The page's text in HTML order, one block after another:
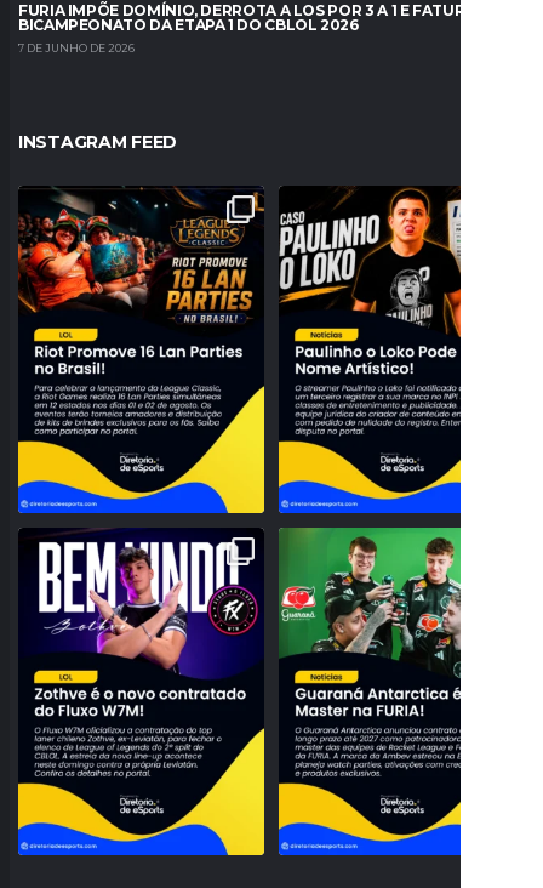
FURIA IMPÕE DOMÍNIO, DERROTA A LOS POR 3 A 1 E FATURA O
BICAMPEONATO DA ETAPA 1 DO CBLOL 2026
7 DE JUNHO DE 2026
INSTAGRAM FEED
A NOSTALGIA VAI DOMINAR O BRASIL!
RIOT ANUNCIA 16...
26 0
PROBLEMAS NO REGISTRO! PAULINHO
O LOKO PODE PERDER
157
NOVO TOPO NO RIFT! FLUXO W7M
ANUNCIA A CHEGADA DE
95 3
O BRASIL DOMINANDO O SERVIDOR!
GUARANÁ ANTARCTICA
42 0